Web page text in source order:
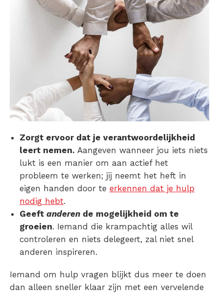
Zorgt ervoor dat je verantwoordelijkheid
leert nemen. Aangeven wanneer jou iets niets
lukt is een manier om aan actief het
probleem te werken; jij neemt het heft in
eigen handen door te erkennen dat je hulp
nodig hebt.
Geeft anderen de mogelijkheid om te
groeien. Iemand die krampachtig alles wil
controleren en niets delegeert, zal niet snel
anderen inspireren.
Iemand om hulp vragen blijkt dus meer te doen
dan alleen sneller klaar zijn met een vervelende